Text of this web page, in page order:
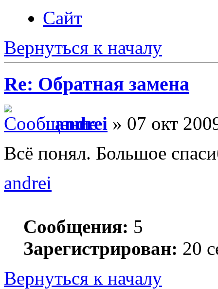
Сайт
Вернуться к началу
Re: Обратная замена
andrei » 07 окт
Всё понял. Большое
andrei
Сообщения: 5
Зарегистрирован: 20
Вернуться к началу